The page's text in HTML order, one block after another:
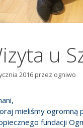
u
2016 przez ogniwo
mieliśmy ogromną
fundacji